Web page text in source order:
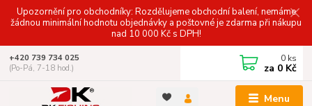
Upozornění pro obchodníky: Rozdělujeme obchodní balení, nemáme
žádnou minimální hodnotu objednávky a poštovné je zdarma při nákupu
nad 10 000 Kč s DPH!
Menu
+420 739 734 025
(Po-Pá, 7-18 hod.)
0 ks
za 0 Kč